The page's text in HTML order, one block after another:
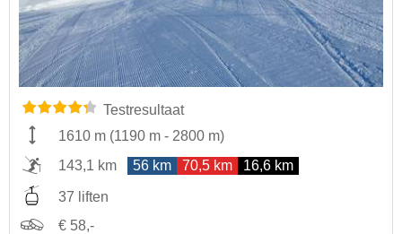
Testresultaat
1610 m (1190 m - 2800 m)
143,1 km
56 km 70,5 km 16,6 km
37 liften
€ 58,-